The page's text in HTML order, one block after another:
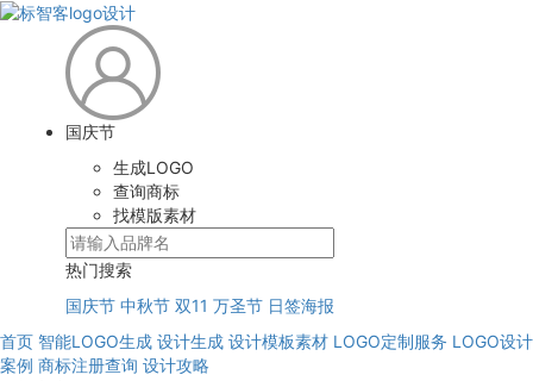
国庆节
生成LOGO
查询商标
找模版素材
热门搜索
国庆节 中秋节 双11 万圣节 日签海报
首页 智能LOGO生成 设计生成 设计模板素材 LOGO定制服务 LOGO设计
案例 商标注册查询 设计攻略